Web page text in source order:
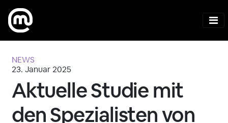
NEWS
23. Januar 2025
Aktuelle Studie mit
den Spezialisten von